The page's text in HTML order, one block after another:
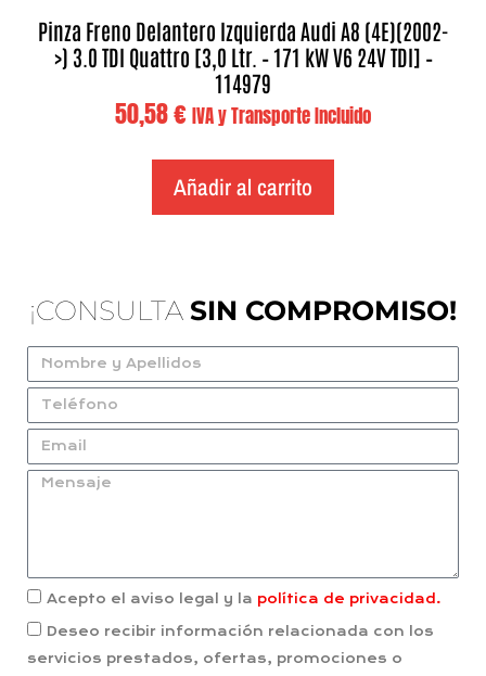
Pinza Freno Delantero Izquierda Audi A8 (4E)(2002-
>) 3.0 TDI Quattro [3,0 Ltr. – 171 kW V6 24V TDI] –
114979
50,58€ IVA y Transporte Incluido
Añadir al carrito
¡CONSULTA SIN COMPROMISO!
Acepto el aviso legal y la política de privacidad.
Deseo recibir información relacionada con los
servicios prestados, ofertas, promociones o